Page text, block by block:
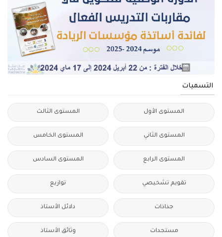
التسميات
المستوى الأول المستوى الثالث
المستوى الثاني المستوى الخامس
المستوى الرابع المستوى السادس
تقويم تشخيصي توازيع
جذاذات دلائل الأستاذ
مستجدات وثائق الأستاذ